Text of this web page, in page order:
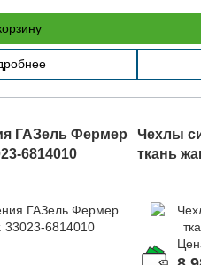
ГАЗель Фермер
6814010
Чехлы
ткань